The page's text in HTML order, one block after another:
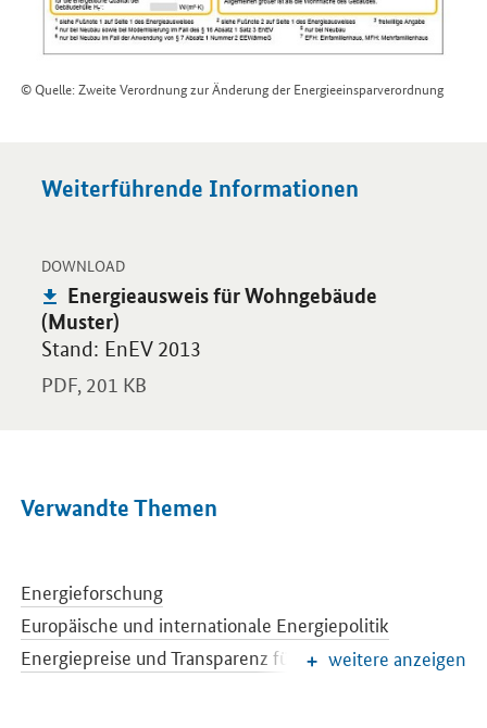
© Quelle: Zweite Verordnung zur Änderung der Energieeinsparverordnung
Weiterführende Informationen
DOWNLOAD-
Publikation:
Energieausweis für Wohngebäude
(Muster)
Stand: EnEV 2013
PDF, 201 KB
Öffnet PDF "Energieausweis für Wohngebäude (Muster)" in
Verwandte Themen
Energieforschung
Europäische und internationale Energiepolitik
Energiepreise und Transparenz für Verbraucherweitere anzeigen